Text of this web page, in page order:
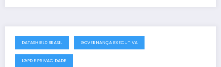
julho 19, 2025
DATASHIELD BRASIL GOVERNANÇA EXECUTIVA
LGPD E PRIVACIDADE